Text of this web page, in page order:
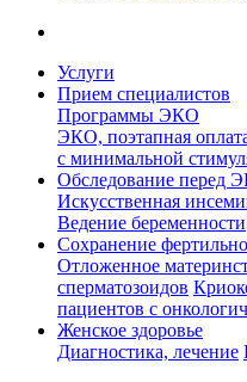
Услуги
Прием специалистов
Программы ЭКО
ЭКО, поэтапная
с минимальной
Обследование перед
Искусственная
Ведение беременности
Сохранение
Отложенное
сперматозоидов
пациентов с
Женское здоровье
Диагностика, лечение